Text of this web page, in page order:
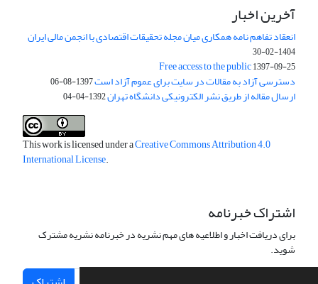
آخرین اخبار
انعقاد تفاهم نامه همکاری میان مجله تحقیقات اقتصادی با انجمن مالی ایران
1404-02-30
Free access to the public1397-09-25
دسترسی آزاد به مقالات در سایت برای عموم آزاد است1397-08-06
ارسال مقاله از طریق نشر الکترونیکی دانشگاه تهران1392-04-04
This work is licensed under aCreative Commons Attribution 4.0
International License.
اشتراک خبرنامه
برای دریافت اخبار و اطلاعیه های مهم نشریه در خبرنامه نشریه مشترک
شوید.